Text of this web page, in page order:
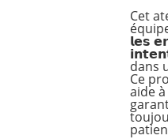
Cet
𝗹𝗲𝘀
dans
Ce
aide